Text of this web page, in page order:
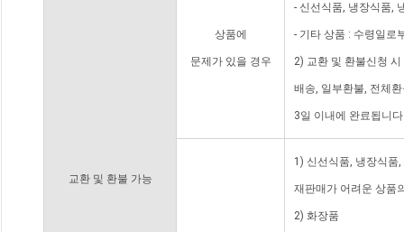
교환 및 환불 가능
상품에
문제가 있을 경우
- 신선식품, 냉장식품,
- 기타 상품 : 수령일로
2) 교환 및 환불신청
배송, 일부환불, 전체
3일 이내에 완료됩니
1) 신선식품, 냉장식품
재판매가 어려운 상품
2) 화장품